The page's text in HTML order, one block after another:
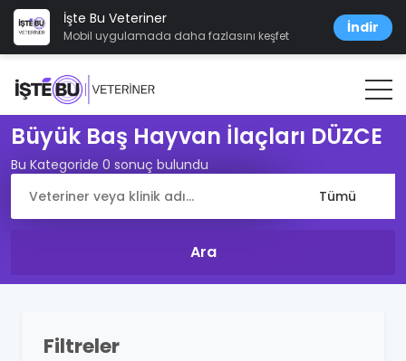
İşte Bu Veteriner
Mobil uygulamada daha fazlasını keşfet İndir
Büyük Baş Hayvan İlaçları DÜZCE
Bu Kategoride 0 sonuç bulundu
Filtreler